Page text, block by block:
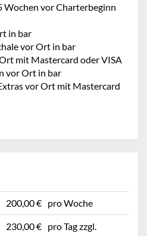
Wochen vor Charterbeginn
in bar
vor Ort in bar
mit Mastercard oder VISA
vor Ort in bar
vor Ort mit Mastercard
200,00 € pro Woche
230,00 € pro Tag zzgl.